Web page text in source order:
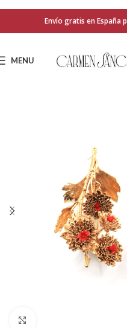
Envío gratis en España
MENU